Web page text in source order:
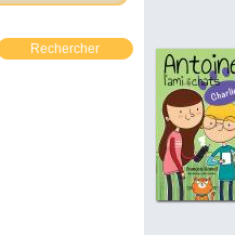
Rechercher